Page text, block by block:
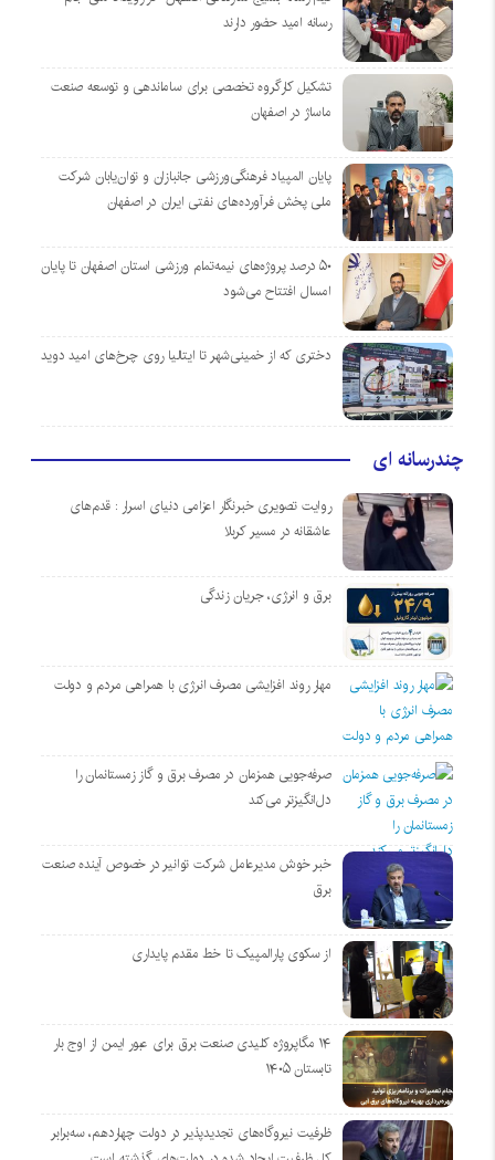
رسانه امید حضور دارند
تشکیل کارگروه تخصصی برای ساماندهی و توسعه صنعت
ماساژ در اصفهان
پایان المپیاد فرهنگی‌ورزشی جانبازان و توان‌یابان شرکت
ملی پخش فرآورده‌های نفتی ایران در اصفهان
۵۰ درصد پروژه‌های نیمه‌تمام ورزشی استان اصفهان تا پایان
امسال افتتاح می‌شود
دختری که از خمینی‌شهر تا ایتالیا روی چرخ‌های امید دوید
چندرسانه ای
روایت تصویری خبرنگار اعزامی دنیای اسرار : قدم‌های
عاشقانه در مسیر کربلا
برق و انرژی، جریان زندگی
مهار روند افزایشی مصرف انرژی با همراهی مردم و دولت
صرفه‌جویی همزمان در مصرف برق و گاز زمستانمان را
دل‌انگیزتر می‌کند
خبر خوش مدیرعامل شرکت توانیر در خصوص آینده صنعت
برق
از سکوی پارالمپیک تا خط مقدم پایداری
۱۴ مگاپروژه‌ کلیدی صنعت برق برای عبور ایمن از اوج بار
تابستان ۱۴۰۵
ظرفیت نیروگاه‌های تجدیدپذیر در دولت چهاردهم، سه‌برابر